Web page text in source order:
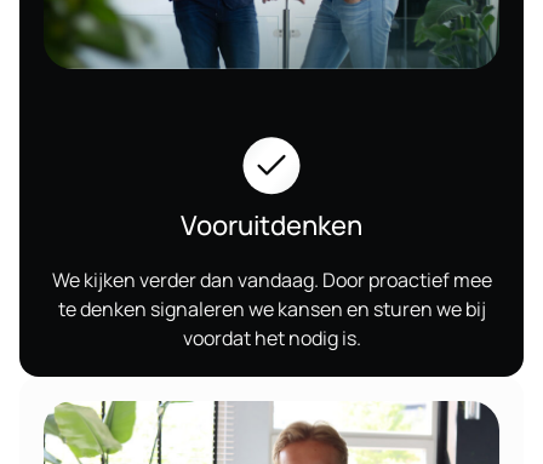
Vooruitdenken
We kijken verder dan vandaag. Door proactief mee
te denken signaleren we kansen en sturen we bij
voordat het nodig is.